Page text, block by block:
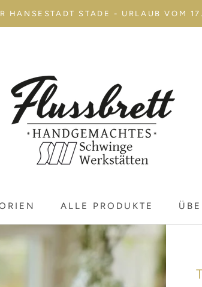
HANSESTADT STADE - URLAUB VOM
ALLE PRODUKTE